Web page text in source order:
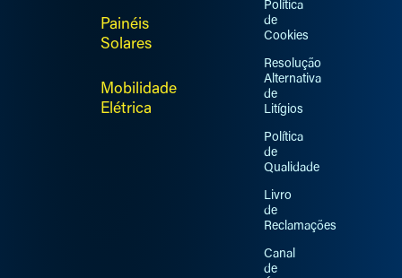
Painéis
Solares
Mobilidade
Elétrica
Política
de
Cookies
Resolução
Alternativa
de
Litígios
Política
de
Qualidade
Livro
de
Reclamações
Canal
de